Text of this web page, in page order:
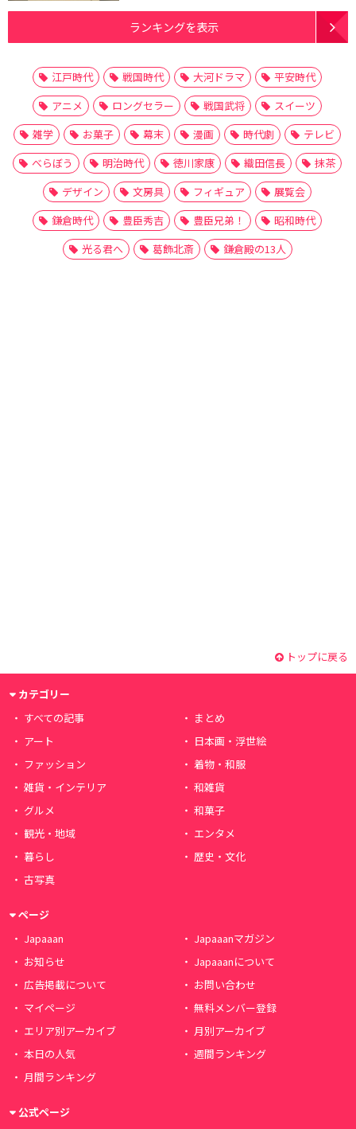
ランキングを表示
江戸時代 戦国時代 大河ドラマ
平安時代
アニメ
ロングセラー 戦国武将
スイーツ
雑学
お菓子 幕末 漫画 時代劇
テレビ
べらぼう
明治時代 徳川家康 織田信長
抹茶
デザイン
文房具 フィギュア
展覧会
鎌倉時代
豊臣秀吉 豊臣兄弟！
昭和時代
光る君へ
葛飾北斎 鎌倉殿の13人
トップに戻る
カテゴリー
すべての記事
まとめ
アート
日本画・浮世絵
ファッション
着物・和服
雑貨・インテリア
和雑貨
グルメ
和菓子
観光・地域
エンタメ
暮らし
歴史・文化
古写真
ページ
Japaaan
Japaaanマガジン
お知らせ
Japaaanについて
広告掲載について
お問い合わせ
マイページ
無料メンバー登録
エリア別アーカイブ
月別アーカイブ
本日の人気
週間ランキング
月間ランキング
公式ページ